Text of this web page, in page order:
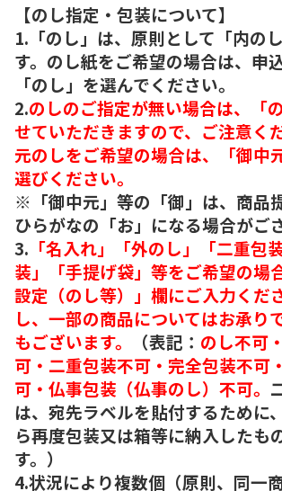
【のし指定・包装について】
1.「のし」は、原則として「内の
す。のし紙をご希望の場合は、申
「のし」を選んでください。
2.のしのご指定が無い場合は、「
せていただきますので、ご注意く
元のしをご希望の場合は、「御中
選びください。
※「御中元」等の「御」は、商品
ひらがなの「お」になる場合がご
3. 「名入れ」「外のし」「二重包
装」「手提げ袋」等をご希望の場
設定（のし等）」欄にご入力くだ
し、一部の商品についてはお承り
もございます。
（表記： のし不可
可・二重包装不可・完全包装不可
可・仏事包装（仏事のし）不可。
は、宛先ラベルを貼付するために
ら再度包装又は箱等に納入したも
す。）
4.状況により複数個（原則、同一